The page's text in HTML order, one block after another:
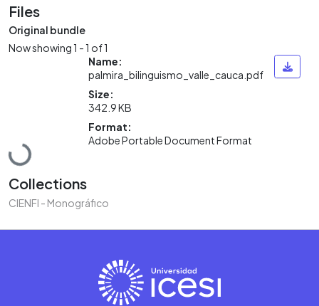
Files
Original bundle
Now showing1 - 1 of 1
Loading...
Name:
palmira_bilinguismo_valle_cauca.pdf
Size:
342.9 KB
Format:
Adobe Portable Document Format
Collections
CIENFI - Monográfico